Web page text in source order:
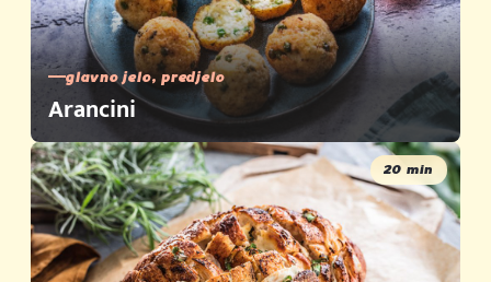
glavno jelo, predjelo
Arancini
20 min